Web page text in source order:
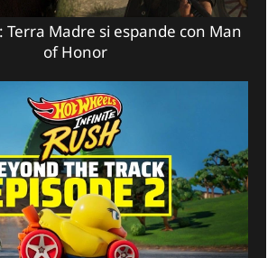
Terra Madre si espande con Man
of Honor